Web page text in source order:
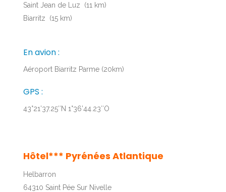
Saint Jean de Luz (11 km)
Biarritz (15 km)
En avion :
Aéroport Biarritz Parme (20km)
GPS :
43°21’37.25″N 1°36’44.23″O
Hôtel*** Pyrénées Atlantique
Helbarron
64310 Saint Pée Sur Nivelle